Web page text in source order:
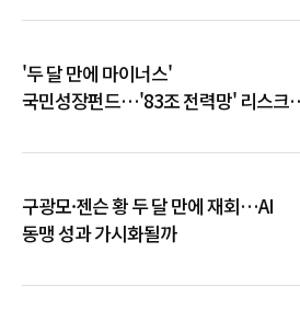
'두 달 만에 마이너스'
국민성장펀드…'83조 전력망' 리스크
구광모·젠슨 황 두 달 만에 재회…AI
동맹 성과 가시화될까